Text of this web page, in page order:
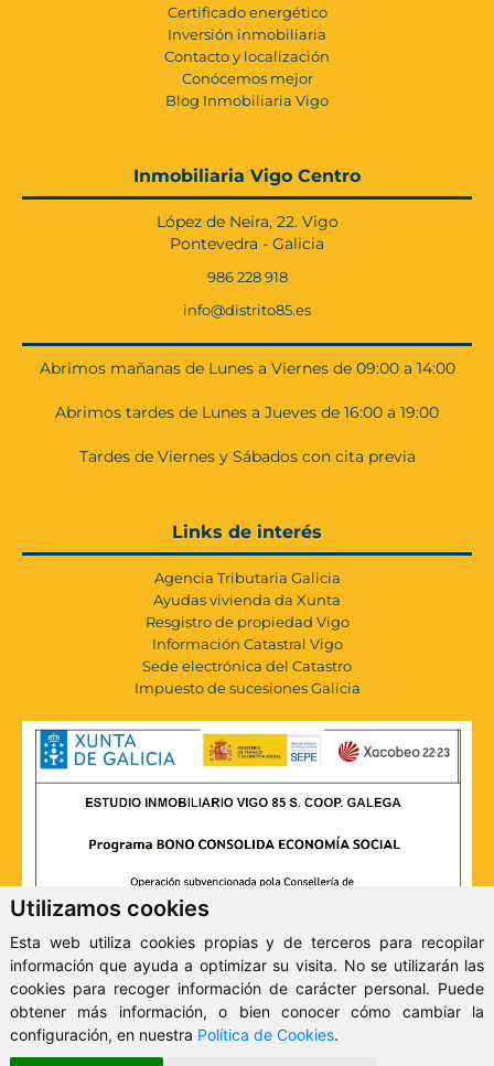
Utilizamos cookies
Esta web utiliza cookies propias y de terceros para recopilar
información que ayuda a optimizar su visita. No se utilizarán las
cookies para recoger información de carácter personal. Puede
obtener más información, o bien conocer cómo cambiar la
configuración, en nuestra Política de Cookies.
Certificado energético
Inversión inmobiliaria
Contacto y localización
Conócemos mejor
Blog Inmobiliaria Vigo
Inmobiliaria Vigo Centro
López de Neira, 22. Vigo
Pontevedra - Galicia
986 228 918
info@distrito85.es
Abrimos mañanas de Lunes a Viernes de 09:00 a 14:00
Abrimos tardes de Lunes a Jueves de 16:00 a 19:00
Tardes de Viernes y Sábados con cita previa
Links de interés
Agencia Tributaria Galicia
Ayudas vivienda da Xunta
Resgistro de propiedad Vigo
Información Catastral Vigo
Sede electrónica del Catastro
Impuesto de sucesiones Galicia